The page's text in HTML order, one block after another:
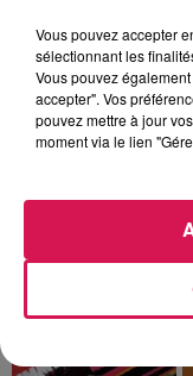
Les hits de Canal
Vous pouvez accepter
sélectionnant les
Vous pouvez
accepter". Vos
pouvez mettre à jour
moment via le lien